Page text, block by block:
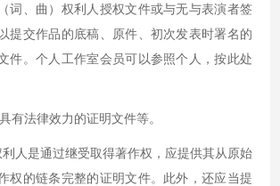
词、曲）权利人授权文件或与无与表演者签
提交作品的底稿、原件、初次发表时署名的
件。个人工作室会员可以参照个人，按此处
有法律效力的证明文件等。
利人是通过继受取得著作权，应提供其从原始
权的链条完整的证明文件。此外，还应当提